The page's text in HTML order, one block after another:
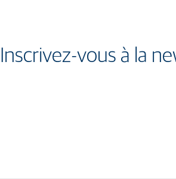
Inscrivez-vous à la